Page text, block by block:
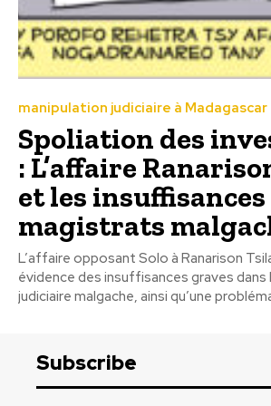
manipulation judiciaire à Madagascar
Spoliation des
: L’affaire
et les insuffisances
magistrats
L’affaire opposant Solo à Ranarison
évidence des insuffisances graves
judiciaire malgache, ainsi qu’une
Subscribe